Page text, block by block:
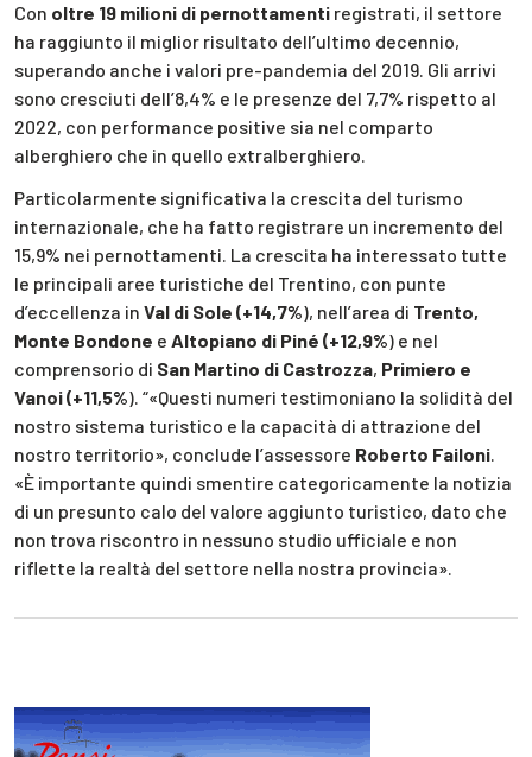
Con oltre 19 milioni di pernottamenti registrati, il settore
ha raggiunto il miglior risultato dell’ultimo decennio,
superando anche i valori pre-pandemia del 2019. Gli arrivi
sono cresciuti dell’8,4% e le presenze del 7,7% rispetto al
2022, con performance positive sia nel comparto
alberghiero che in quello extralberghiero.
Particolarmente significativa la crescita del turismo
internazionale, che ha fatto registrare un incremento del
15,9% nei pernottamenti. La crescita ha interessato tutte
le principali aree turistiche del Trentino, con punte
d’eccellenza in Val di Sole (+14,7%), nell’area di Trento,
Monte Bondone e Altopiano di Piné (+12,9%) e nel
comprensorio di San Martino di Castrozza, Primiero e
Vanoi (+11,5%). “«Questi numeri testimoniano la solidità del
nostro sistema turistico e la capacità di attrazione del
nostro territorio», conclude l’assessore Roberto Failoni.
«È importante quindi smentire categoricamente la notizia
di un presunto calo del valore aggiunto turistico, dato che
non trova riscontro in nessuno studio ufficiale e non
riflette la realtà del settore nella nostra provincia».